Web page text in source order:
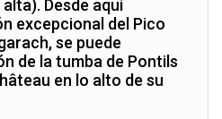
Desde aquí
excepcional del Pico
se puede
de la tumba de Pontils
en lo alto de su